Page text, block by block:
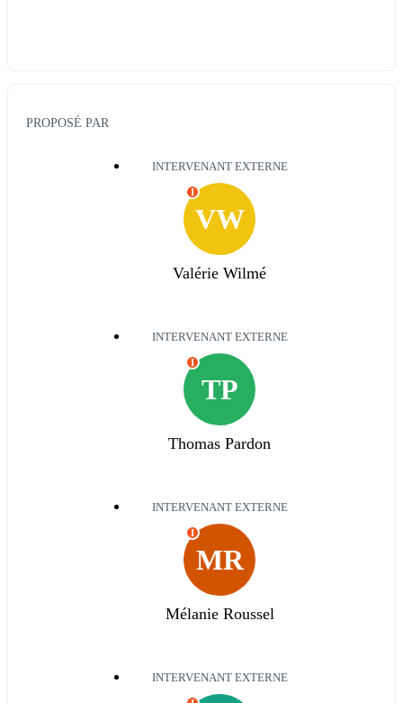
PROPOSÉ PAR
INTERVENANT EXTERNE
VW
I
Valérie Wilmé
INTERVENANT EXTERNE
TP
I
Thomas Pardon
INTERVENANT EXTERNE
MR
I
Mélanie Roussel
INTERVENANT EXTERNE